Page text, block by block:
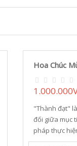
Hoa Chúc
"Thành đạt"
đối giữa mục
pháp thực